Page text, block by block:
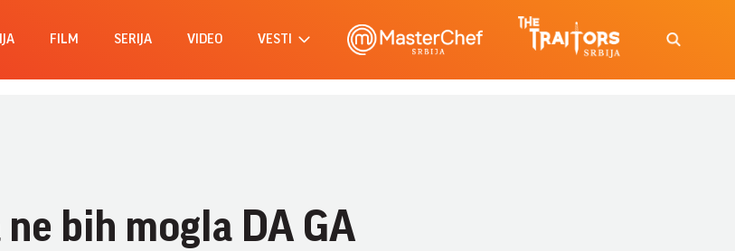
FILM SERIJA VIDEO VESTI
ne bih mogla DA GA